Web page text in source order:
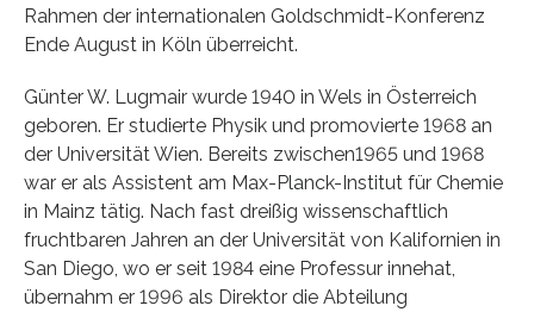
Rahmen der internationalen Goldschmidt-Konferenz
Ende August in Köln überreicht.
Günter W. Lugmair wurde 1940 in Wels in Österreich
geboren. Er studierte Physik und promovierte 1968 an
der Universität Wien. Bereits zwischen1965 und 1968
war er als Assistent am Max-Planck-Institut für Chemie
in Mainz tätig. Nach fast dreißig wissenschaftlich
fruchtbaren Jahren an der Universität von Kalifornien in
San Diego, wo er seit 1984 eine Professur innehat,
übernahm er 1996 als Direktor die Abteilung